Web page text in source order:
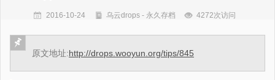
2016-10-24 乌云drops - 永久存档 4272次访问
原文地址:http://drops.wooyun.org/tips/845